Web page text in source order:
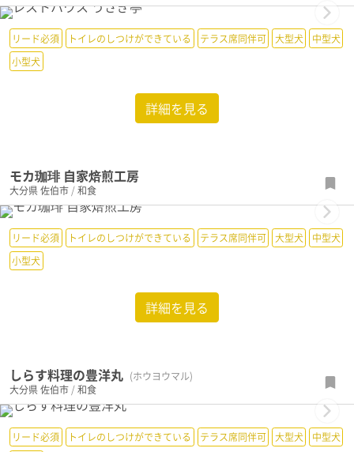
Next
リード必須 トイレのしつけができている テラス席同伴可 大型犬
中型犬
小型犬
詳細を見る
モカ珈琲 自家焙煎工房
大分県佐伯市 /和食
Next
リード必須 トイレのしつけができている テラス席同伴可 大型犬
中型犬
小型犬
詳細を見る
しらす料理の豊洋丸 (ホウヨウマル)
大分県佐伯市 /和食
Next
リード必須 トイレのしつけができている テラス席同伴可 大型犬
中型犬